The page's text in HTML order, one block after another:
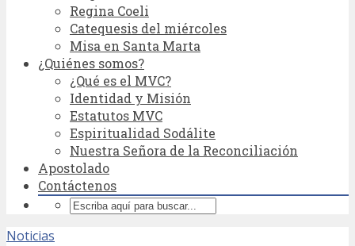
Regina Coeli
Catequesis del miércoles
Misa en Santa Marta
¿Quiénes somos?
¿Qué es el MVC?
Identidad y Misión
Estatutos MVC
Espiritualidad Sodálite
Nuestra Señora de la Reconciliación
Apostolado
Contáctenos
Noticias